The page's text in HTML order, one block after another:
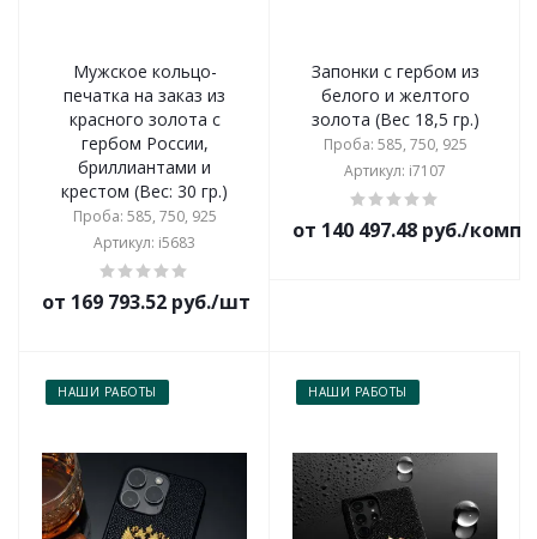
Мужское кольцо-
печатка на заказ из
красного золота с
гербом России,
бриллиантами и
крестом (Вес: 30 гр.)
Проба: 585, 750, 925
Артикул: i5683
от 169 793.52 руб./шт
Запонки с гербом из
белого и желтого
золота (Вес 18,5 гр.)
Проба: 585, 750, 925
Артикул: i7107
от 140 497.48 руб./
НАШИ РАБОТЫ НАШИ РАБОТЫ